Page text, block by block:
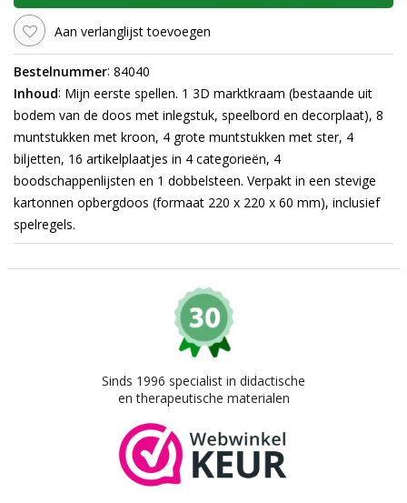
Aan verlanglijst toevoegen
Bestelnummer: 84040
Inhoud: Mijn eerste spellen. 1 3D marktkraam (bestaande uit
bodem van de doos met inlegstuk, speelbord en decorplaat), 8
muntstukken met kroon, 4 grote muntstukken met ster, 4
biljetten, 16 artikelplaatjes in 4 categorieën, 4
boodschappenlijsten en 1 dobbelsteen. Verpakt in een stevige
kartonnen opbergdoos (formaat 220 x 220 x 60 mm), inclusief
spelregels.
Sinds 1996 specialist in didactische
en therapeutische materialen